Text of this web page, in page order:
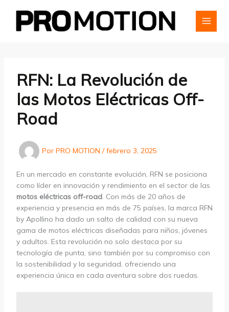
contenido
RFN: La Revolución de
las Motos Eléctricas Off-
Road
Por PRO MOTION /febrero 3, 2025
En un mercado en constante evolución, RFN se posiciona
como líder en innovación y rendimiento en el sector de las
motos eléctricas off-road. Con más de 20 años de
experiencia y presencia en más de 75 países, la marca RFN
by Apollino ha dado un salto de calidad con su nueva
gama de motos eléctricas diseñadas para niños, jóvenes
y adultos. Esta revolución no solo destaca por su
tecnología de punta, sino también por su compromiso con
la sostenibilidad y la seguridad, ofreciendo una
experiencia única en cada aventura sobre dos ruedas.